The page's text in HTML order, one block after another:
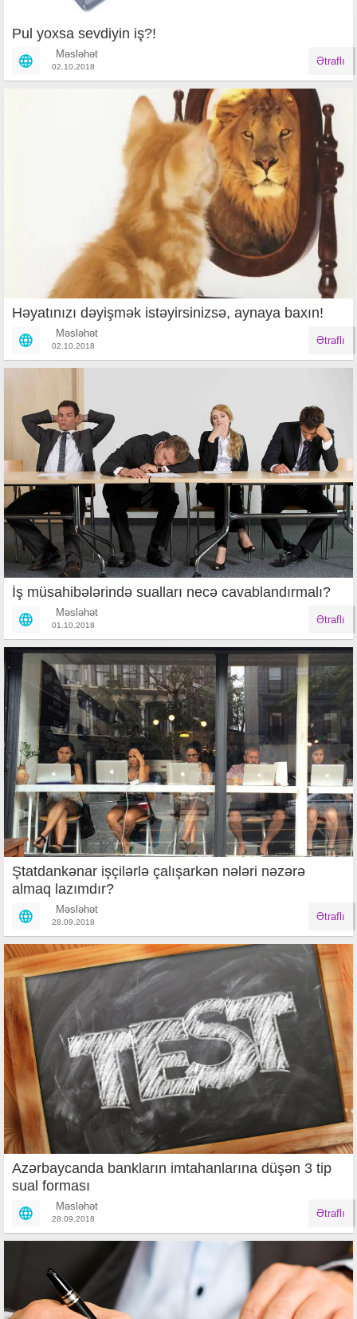
Pul yoxsa sevdiyin iş?!
Məsləhət
02.10.2018 Ətraflı
Həyatınızı dəyişmək istəyirsinizsə, aynaya baxın!
Məsləhət
02.10.2018 Ətraflı
İş müsahibələrində sualları necə cavablandırmalı?
Məsləhət
01.10.2018 Ətraflı
Ştatdankənar işçilərlə çalışarkən nələri nəzərə
almaq lazımdır?
Məsləhət
28.09.2018 Ətraflı
Azərbaycanda bankların imtahanlarına düşən 3 tip
sual forması
Məsləhət
28.09.2018 Ətraflı